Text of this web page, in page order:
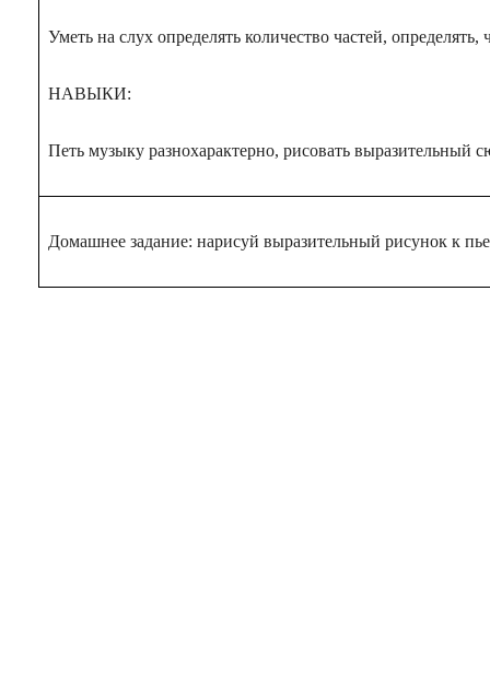
Уметь на слух определять количество частей,
НАВЫКИ:
Петь музыку разнохарактерно, рисовать выразительный
Домашнее задание: нарисуй выразительный рисунок к